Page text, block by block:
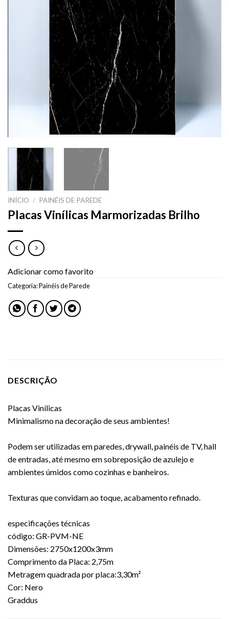
INÍCIO / PAINÉIS DE PAREDE
Placas Vinílicas Marmorizadas Brilho
Adicionar como favorito
Categoria:Painéis de Parede
DESCRIÇÃO
Placas Vinílicas
Minimalismo na decoração de seus ambientes!
Podem ser utilizadas em paredes, drywall, painéis de TV, hall
de entradas, até mesmo em sobreposição de azulejo e
ambientes úmidos como cozinhas e banheiros.
Texturas que convidam ao toque, acabamento refinado.
especificações técnicas
código: GR-PVM-NE
Dimensões: 2750x1200x3mm
Comprimento da Placa: 2,75m
Metragem quadrada por placa:3,30m²
Cor: Nero
Graddus